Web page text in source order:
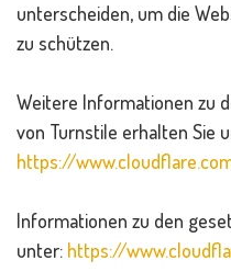
unterscheiden, um die
zu schützen.
Weitere Informationen zu
von Turnstile erhalten Sie
https://
Informationen zu den
unter: https://